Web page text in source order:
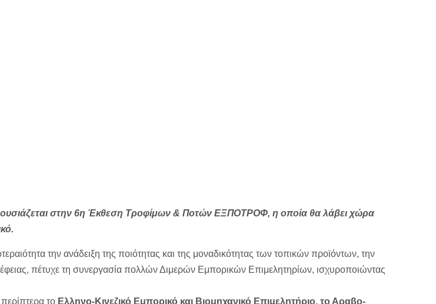
στην 6η Έκθεση Τροφίμων & Ποτών ΕΞΠΟΤΡΟΦ, η οποία θα λάβει χώρα
την ανάδειξη της ποιότητας και της μοναδικότητας των τοπικών προϊόντων, την
πέτυχε τη συνεργασία πολλών Διμερών Εμπορικών Επιμελητηρίων, ισχυροποιώντας
το Ελληνο-Κινεζικό Εμπορικό και Βιομηχανικό Επιμελητήριο, το Αραβο-